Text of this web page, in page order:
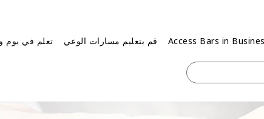
تعلم في يوم قم بتعليم مسارات الوعي Access Bars in